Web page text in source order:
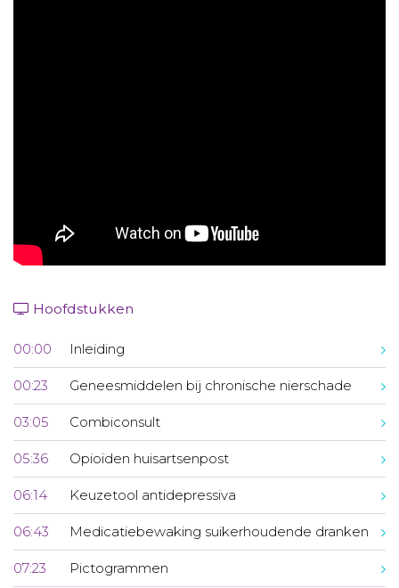
Hoofdstukken
00:00 Inleiding
00:23 Geneesmiddelen bij chronische nierschade
03:05 Combiconsult
05:36 Opioïden huisartsenpost
06:14 Keuzetool antidepressiva
06:43 Medicatiebewaking suikerhoudende dranken
07:23 Pictogrammen